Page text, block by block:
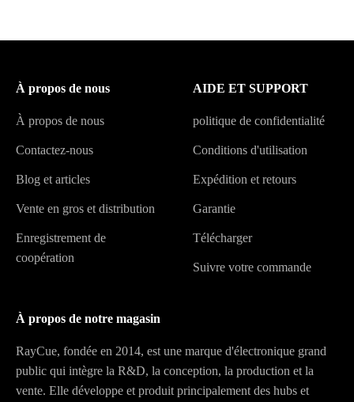
À propos de nous
À propos de nous
Contactez-nous
Blog et articles
Vente en gros et distribution
Enregistrement de
coopération
AIDE ET SUPPORT
politique de confidentialité
Conditions d'utilisation
Expédition et retours
Garantie
Télécharger
Suivre votre commande
À propos de notre magasin
RayCue, fondée en 2014, est une marque d'électronique grand
public qui intègre la R&D, la conception, la production et la
vente. Elle développe et produit principalement des hubs et